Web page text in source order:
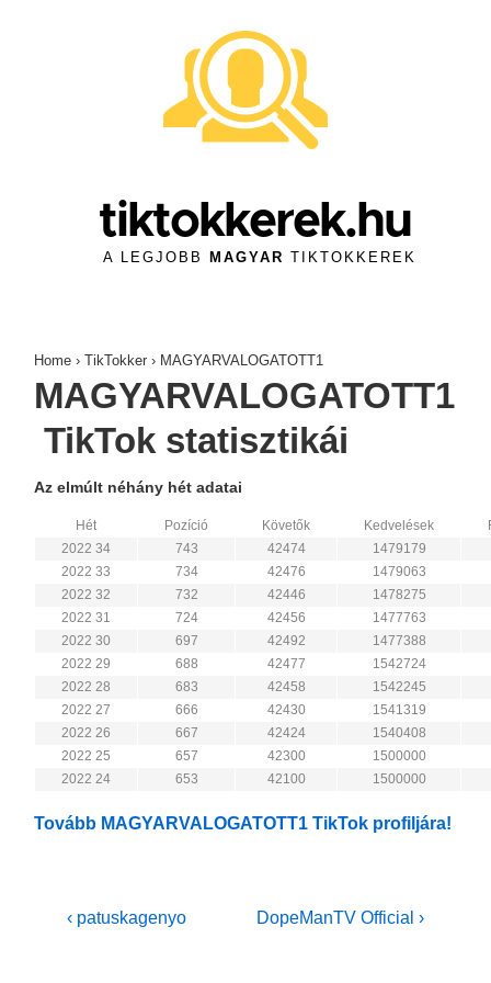
tiktokkerek.hu
A LEGJOBB MAGYAR TIKTOKKEREK
Home › TikTokker › MAGYARVALOGATOTT1
MAGYARVALOGATOTT1
TikTok statisztikái
Az elmúlt néhány hét adatai
Hét Pozíció Követők Kedvelések
2022 34
743 42474
1479179
2022 33
734 42476
1479063
2022 32
732 42446
1478275
2022 31
724 42456
1477763
2022 30
697 42492
1477388
2022 29
688 42477
1542724
2022 28
683 42458
1542245
2022 27
666 42430
1541319
2022 26
667 42424
1540408
2022 25
657 42300
1500000
2022 24
653 42100 1500000
Tovább MAGYARVALOGATOTT1 TikTok profiljára!
Bejegyzés
Previous
‹ patuskagenyo
Next
DopeManTV Official ›